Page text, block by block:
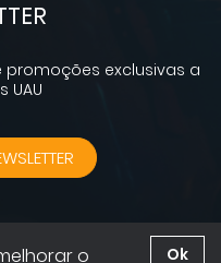
promoções exclusivas a
UAU
Ok
o